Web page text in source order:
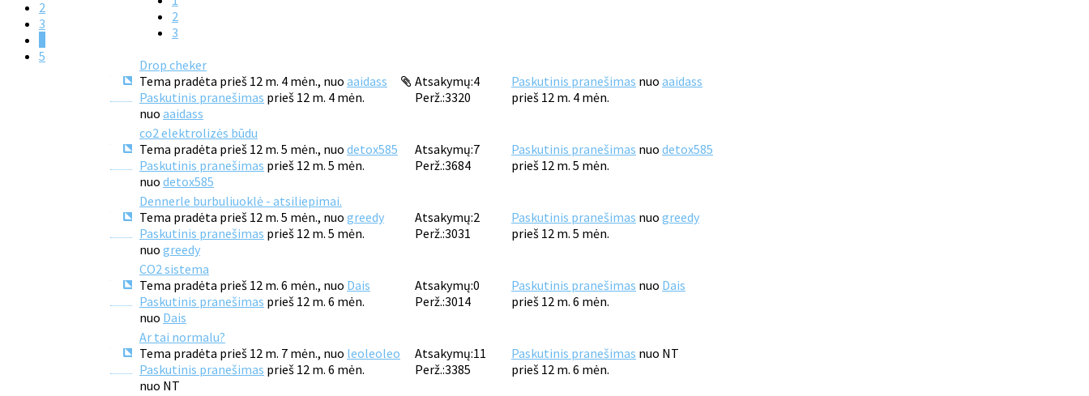
2
3
5
2
3
Drop cheker
Tema pradėta prieš 12 m. 4 mėn., nuo aaidass
Paskutinis pranešimas prieš 12 m. 4 mėn.
nuo aaidass
Atsakymų:4
Perž.:3320
Paskutinis pranešimas nuo aaidass
prieš 12 m. 4 mėn.
co2 elektrolizės būdu
Tema pradėta prieš 12 m. 5 mėn., nuo detox585
Paskutinis pranešimas prieš 12 m. 5 mėn.
nuo detox585
Atsakymų:7
Perž.:3684
Paskutinis pranešimas nuo detox585
prieš 12 m. 5 mėn.
Dennerle burbuliuoklė - atsiliepimai.
Tema pradėta prieš 12 m. 5 mėn., nuo greedy
Paskutinis pranešimas prieš 12 m. 5 mėn.
nuo greedy
Atsakymų:2
Perž.:3031
Paskutinis pranešimas nuo greedy
prieš 12 m. 5 mėn.
CO2 sistema
Tema pradėta prieš 12 m. 6 mėn., nuo Dais
Paskutinis pranešimas prieš 12 m. 6 mėn.
nuo Dais
Atsakymų:0
Perž.:3014
Paskutinis pranešimas nuo Dais
prieš 12 m. 6 mėn.
Ar tai normalu?
Tema pradėta prieš 12 m. 7 mėn., nuo leoleoleo
Paskutinis pranešimas prieš 12 m. 6 mėn.
nuo NT
Atsakymų:11
Perž.:3385
Paskutinis pranešimas nuo NT
prieš 12 m. 6 mėn.